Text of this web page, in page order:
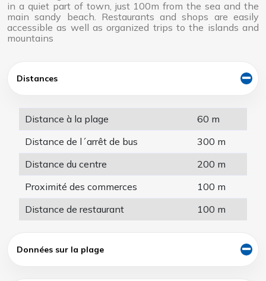
in a quiet part of town, just 100m from the sea and the
main sandy beach. Restaurants and shops are easily
accessible as well as organized trips to the islands and
mountains
Distances
Distance à la plage
60 m
Distance de l´arrêt de bus
300 m
Distance du centre
200 m
Proximité des commerces
100 m
Distance de restaurant
100 m
Données sur la plage